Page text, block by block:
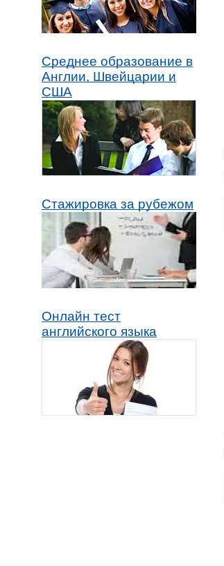
Среднее образование в
Англии, Швейцарии и
США
Стажировка за рубежом
Онлайн тест
английского языка